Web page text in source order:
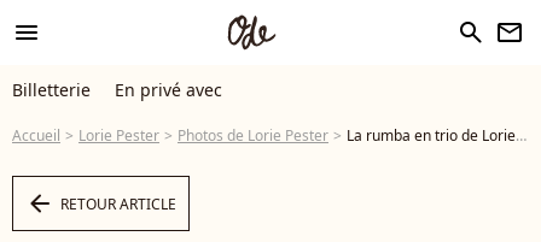
menu search newsletter
Billetterie En privé avec
Accueil Lorie Pester Photos de Lorie Pester La rumba en trio de Lorie, sur "Set Fire To The Rain" d'Adele, lors du 7e épisode de "Danse avec les stars" saison 3, le 17 novembre 2012 sur TF1. - Photo
arrow_left RETOUR ARTICLE